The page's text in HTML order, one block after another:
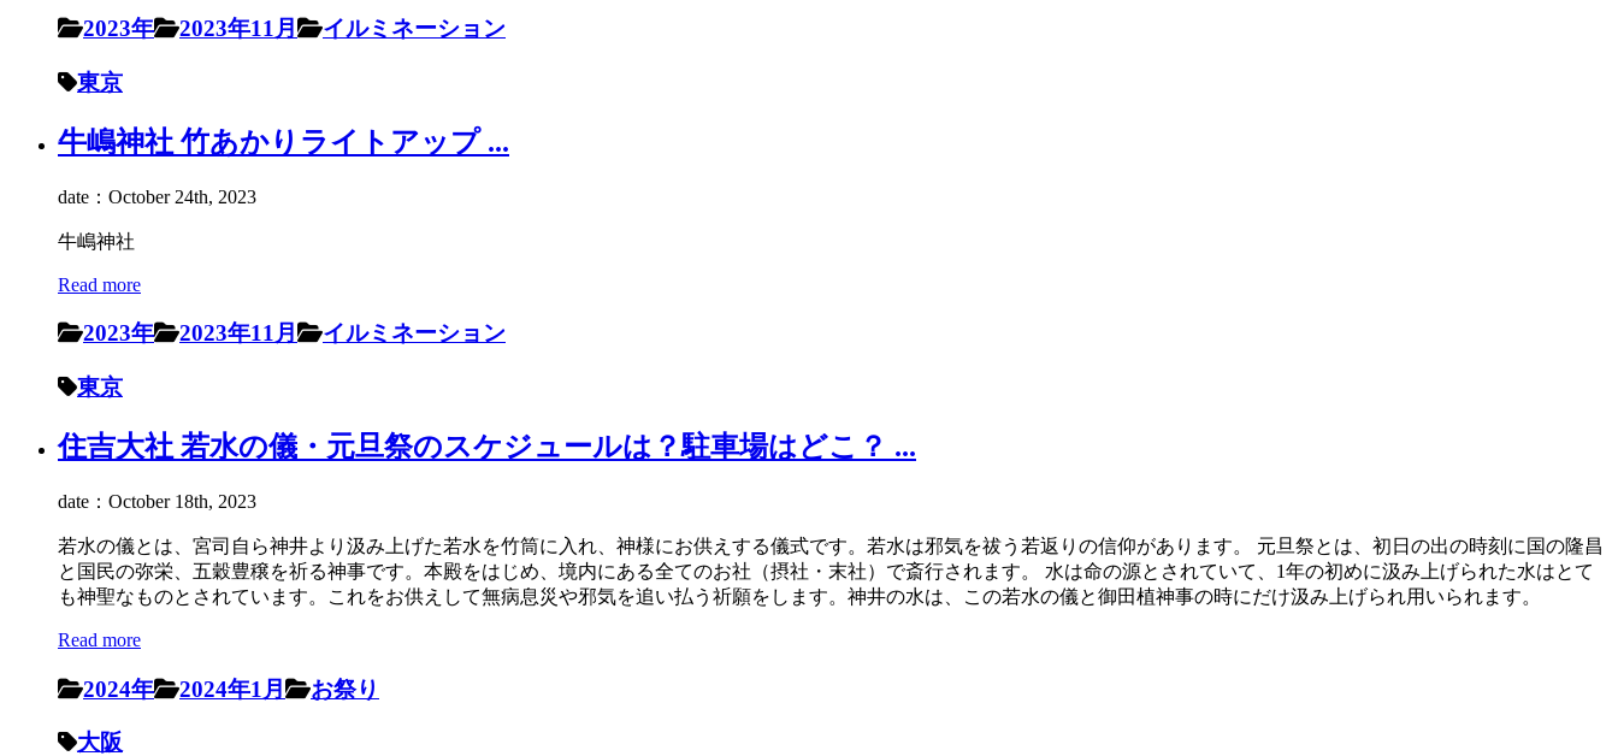
2023年 2023年11月 イルミネーション
東京
牛嶋神社 竹あかりライトアップ ...
date：October 24th, 2023
牛嶋神社
Read more
2023年 2023年11月 イルミネーション
東京
住吉大社 若水の儀・元旦祭のスケジュールは？駐車場はどこ？ ...
date：October 18th, 2023
若水の儀とは、宮司自ら神井より汲み上げた若水を竹筒に入れ、神様にお供えする儀式です。若水は邪気を祓う若返りの信仰があります。 元旦祭とは、初日の出の時刻に国の隆昌
と国民の弥栄、五穀豊穣を祈る神事です。本殿をはじめ、境内にある全てのお社（摂社・末社）で斎行されます。 水は命の源とされていて、1年の初めに汲み上げられた水はとて
も神聖なものとされています。これをお供えして無病息災や邪気を追い払う祈願をします。神井の水は、この若水の儀と御田植神事の時にだけ汲み上げられ用いられます。
Read more
2024年 2024年1月 お祭り
大阪